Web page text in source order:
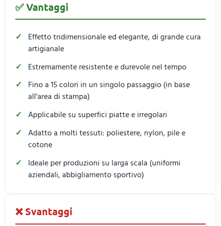
✅ Vantaggi
Effetto tridimensionale ed elegante, di grande cura
artigianale
Estremamente resistente e durevole nel tempo
Fino a 15 colori in un singolo passaggio (in base
all'area di stampa)
Applicabile su superfici piatte e irregolari
Adatto a molti tessuti: poliestere, nylon, pile e
cotone
Ideale per produzioni su larga scala (uniformi
aziendali, abbigliamento sportivo)
❌ Svantaggi